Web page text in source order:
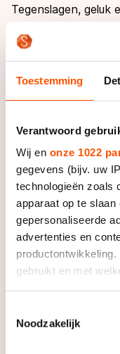
Toestemming
Verantwoord
Wij en onze 1022
gegevens (bijv. uw
technologieën zoals
apparaat op te
gepersonaliseerde
advertenties en
gebruikt en met
Informatie
Noodzakelijk
Tegenslagen, geluk
met zijn
achterhoofd erkent
anders voorstaan
op het podium. Nu
en Ruslan
en dringt ook een
de voorgrond.
Mulder constateert
wordt op een
verandering komt
snelheid kan
kijken we naar.”